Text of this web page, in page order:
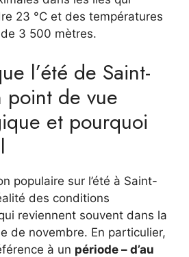
23 °C et des températures
3 500 mètres.
l’été de Saint-
point de vue
et pourquoi
populaire sur l’été à Saint-
des conditions
reviennent souvent dans la
de novembre. En particulier,
à un période – d’au